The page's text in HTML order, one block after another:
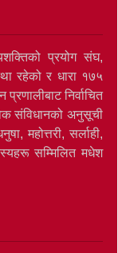
प्रयोग संघ,
रहेको र धारा १७५
प्रणालीबाट निर्वाचित
संविधानको अनुसूची
महोत्तरी, सर्लाही,
सम्मिलित मधेश